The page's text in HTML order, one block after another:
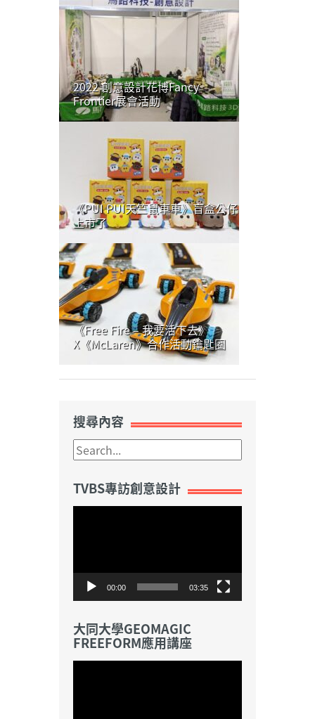
2022 創意設計花博Fancy
Frontier展會活動
《PUI PUI天竺鼠車車》盲盒公仔
上市了
《Free Fire – 我要活下去》
X《McLaren》合作活動鑰匙圈
搜尋內容
TVBS專訪創意設計
00:00 03:35
大同大學GEOMAGIC
FREEFORM應用講座